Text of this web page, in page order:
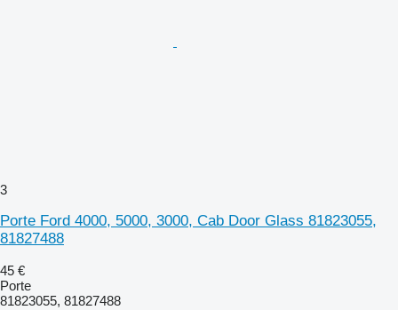
3
Porte Ford 4000, 5000, 3000, Cab Door Glass 81823055,
81827488
45 €
Porte
81823055, 81827488